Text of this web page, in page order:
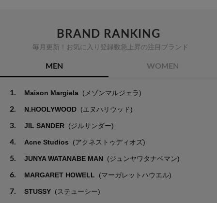
BRAND RANKING
毎月更新！お気に入り登録数急上昇の注目ブランド
MEN WOMEN
1. Maison Margiela (メゾンマルジェラ)
2. N.HOOLYWOOD (エヌハリウッド)
3. JIL SANDER (ジルサンダー)
4. Acne Studios (アクネストゥディオズ)
5. JUNYA WATANABE MAN (ジュンヤワタナベマン)
6. MARGARET HOWELL (マーガレットハウエル)
7. STUSSY (ステューシー)